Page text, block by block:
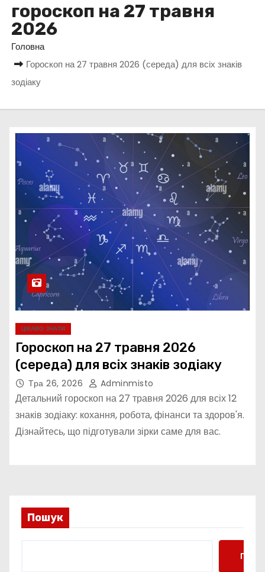
гороскоп на 27 травня
2026
Головна
Гороскоп на 27 травня 2026 (середа) для всіх знаків
зодіаку
ЦІКАВО ЗНАТИ
Гороскоп на 27 травня 2026
(середа) для всіх знаків зодіаку
Тра 26, 2026 Adminmisto
Детальний гороскоп на 27 травня 2026 для всіх 12
знаків зодіаку: кохання, робота, фінанси та здоров'я.
Дізнайтесь, що підготували зірки саме для вас.
Пошук